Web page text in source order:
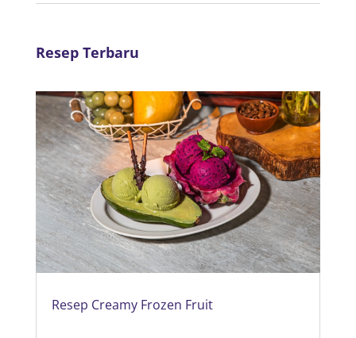
Resep Terbaru
Resep Creamy Frozen Fruit